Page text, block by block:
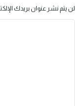
لن يتم نشر عنوان بريدك